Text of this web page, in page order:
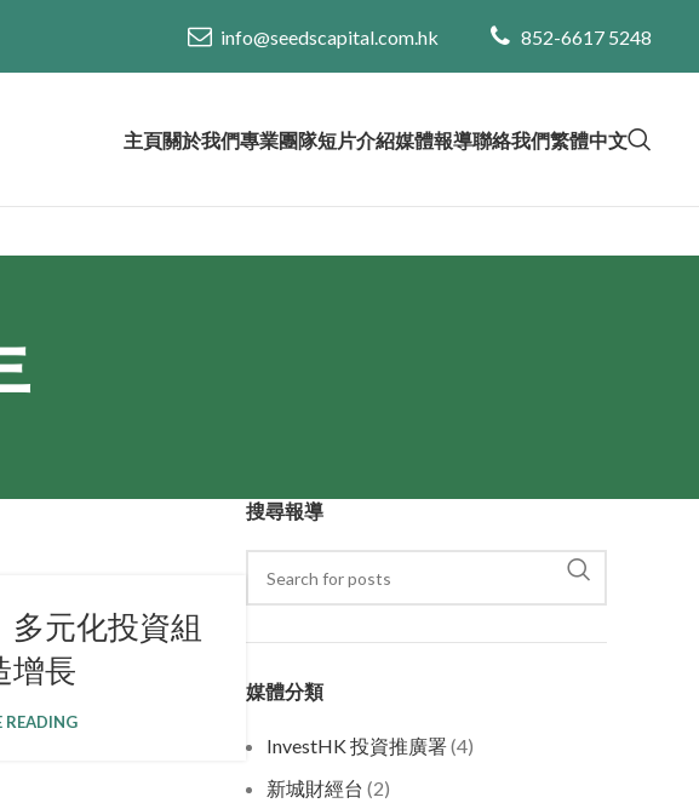
info@seedscapital.com.hk 852-6617 5248
主頁關於我們專業團隊短片介紹媒體報導聯絡我們繁體中文
多元化投資組
增長
READING
搜尋報導
媒體分類
InvestHK 投資推廣署(4)
新城財經台 (2)